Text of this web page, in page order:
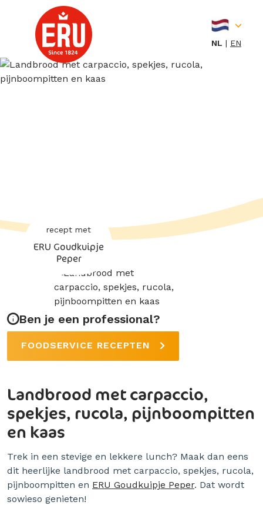
NL EN
recept met
ERU Goudkuipje
Peper
Ben je een professional?
FOODSERVICE RECEPTEN
Landbrood met carpaccio,
spekjes, rucola, pijnboompitten
en kaas
Trek in een stevige en lekkere lunch? Maak dan eens
dit heerlijke landbrood met carpaccio, spekjes, rucola,
pijnboompitten en ERU Goudkuipje Peper. Dat wordt
sowieso genieten!